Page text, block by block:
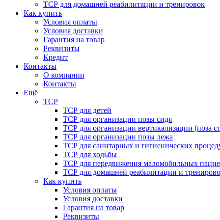
ТСР для домашней реабилитации и тренировок
Как купить
Условия оплаты
Условия доставки
Гарантия на товар
Реквизиты
Кредит
Контакты
О компании
Контакты
Ещё
ТСР
ТСР для детей
ТСР для организации позы сидя
ТСР для организации вертикализации (поза
ТСР для организации позы лежа
ТСР для санитарных и гигиенических
ТСР для ходьбы
ТСР для передвижения маломобильных
ТСР для домашней реабилитации и
Как купить
Условия оплаты
Условия доставки
Гарантия на товар
Реквизиты